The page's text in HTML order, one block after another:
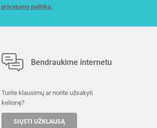
privatumo politika.
Bendraukime internetu
Turite klausimų ar norite užsakyti
kelionę?
SIŲSTI UŽKLAUSĄ